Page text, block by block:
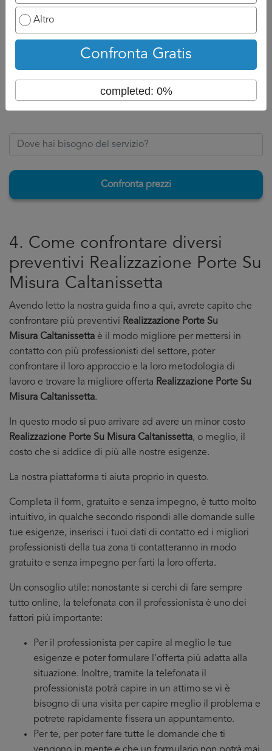
La risposta spesso puo orientarci nella conoscenza della
tematica da parte del'azienda sul servizio diRealizzazione
e farci capire se la sua metodologia di
lavoro corrisponde al meglio alle nostre esigenze.
Confronta prezzi
4. Come confrontare diversi
preventivi Realizzazione Porte Su
Misura Caltanissetta
Avendo letto la nostra guida fino a qui, avrete capito che
confrontare più preventivi Realizzazione Porte Su
Misura Caltanissetta è il modo migliore per mettersi in
contatto con più professionisti del settore, poter
confrontare il loro approccio e la loro metodologia di
lavoro e trovare la migliore offerta Realizzazione Porte Su
Misura Caltanissetta.
In questo modo si puo arrivare ad avere un minor costo
Realizzazione Porte Su Misura Caltanissetta, o meglio, il
costo che si addice di più alle nostre esigenze.
La nostra piattaforma ti aiuta proprio in questo.
Completa il form, gratuito e senza impegno, è tutto molto
intuitivo, in qualche secondo rispondi alle domande sulle
tue esigenze, inserisci i tuoi dati di contatto ed i migliori
professionisti della tua zona ti contatteranno in modo
gratuito e senza impegno per farti la loro offerta.
Un consoglio utile: nonostante si cerchi di fare sempre
tutto online, la telefonata con il professionista è uno dei
fattori più importante:
Per il professionista per capire al meglio le tue
esigenze e poter formulare l’offerta più adatta alla
situazione. Inoltre, tramite la telefonata il
professionista potrà capire in un attimo se vi è
bisogno di una visita per capire meglio il problema e
potrete rapidamente fissera un appuntamento.
Per te, per poter fare tutte le domande che ti
Altro
Confronta Gratis
completed: 0%